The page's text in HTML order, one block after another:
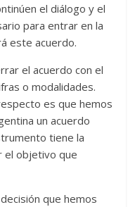
el diálogo y el
para entrar en la
este acuerdo.
el acuerdo con el
o modalidades.
es que hemos
un acuerdo
tiene la
el objetivo que
que hemos